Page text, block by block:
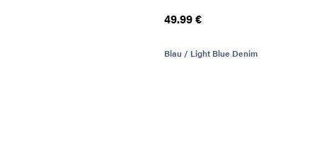
49.99 €
Blau / Light Blue Denim